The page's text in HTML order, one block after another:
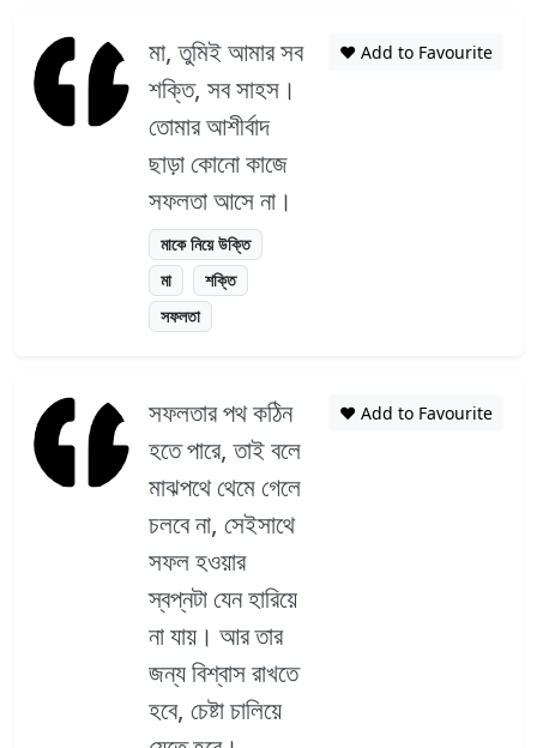
মা, তুমিই আমার সব
শক্তি, সব সাহস।
তোমার আশীর্বাদ
ছাড়া কোনো কাজে
সফলতা আসে না।
মাকে নিয়ে উক্তি
মা
শক্তি
সফলতা
❤️ Add to Favourite
সফলতার পথ কঠিন
হতে পারে, তাই বলে
মাঝপথে থেমে গেলে
চলবে না, সেইসাথে
সফল হওয়ার
স্বপ্নটা যেন হারিয়ে
না যায়। আর তার
জন্য বিশ্বাস রাখতে
হবে, চেষ্টা চালিয়ে
❤️ Add to Favourite